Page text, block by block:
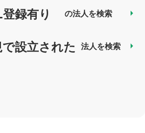
録有り の法人を検索 arrow_right
設立された 法人を検索 arrow_right